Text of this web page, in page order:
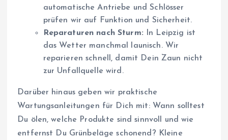
automatische Antriebe und Schlösser
prüfen wir auf Funktion und Sicherheit.
Reparaturen nach Sturm: In Leipzig ist
das Wetter manchmal launisch. Wir
reparieren schnell, damit Dein Zaun nicht
zur Unfallquelle wird.
Darüber hinaus geben wir praktische
Wartungsanleitungen für Dich mit: Wann solltest
Du ölen, welche Produkte sind sinnvoll und wie
entfernst Du Grünbeläge schonend? Kleine